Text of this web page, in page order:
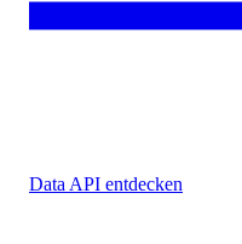
Data API entdecken